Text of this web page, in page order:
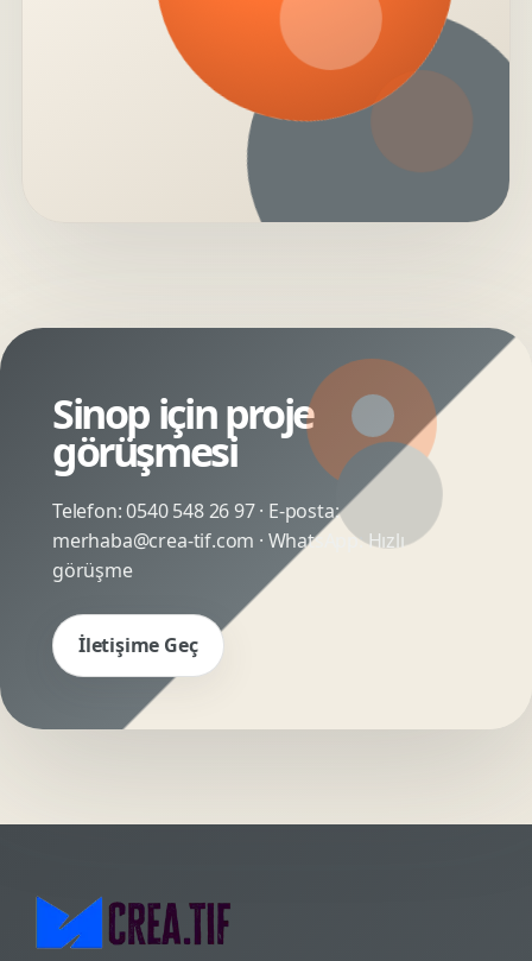
Sinop için proje
görüşmesi
Telefon:0540 548 26 97· E-posta:
merhaba@crea-tif.com · WhatsApp:Hızlı
görüşme
İletişime Geç